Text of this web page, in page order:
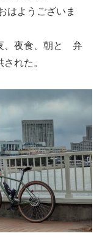
はようございま
、夜食、朝と 弁
れた。